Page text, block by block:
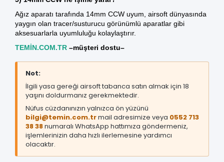
Ağız aparatı tarafında 14mm CCW uyum, airsoft dünyasında
yaygın olan tracer/susturucu görünümlü aparatlar gibi
aksesuarlarla uyumluluğu kolaylaştırır.
TEMİN.COM.TR –müşteri dostu–
Not:
İlgili yasa gereği airsoft tabanca satın almak için 18
yaşını doldurmanız gerekmektedir.
Nüfus cüzdanınızın yalnızca ön yüzünü
bilgi@temin.com.tr mail adresimize veya 0552 713
38 38 numaralı WhatsApp hattımıza göndermeniz,
işlemlerinizin daha hızlı ilerlemesine yardımcı
olacaktır.